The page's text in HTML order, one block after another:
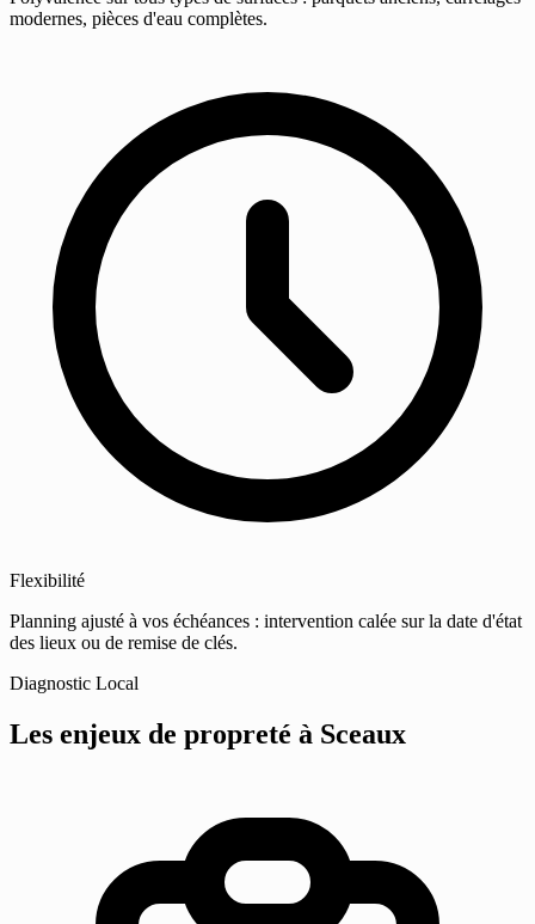
modernes, pièces d'eau complètes.
Flexibilité
Planning ajusté à vos échéances : intervention calée sur la date d'état
des lieux ou de remise de clés.
Diagnostic Local
Les enjeux de propreté à Sceaux